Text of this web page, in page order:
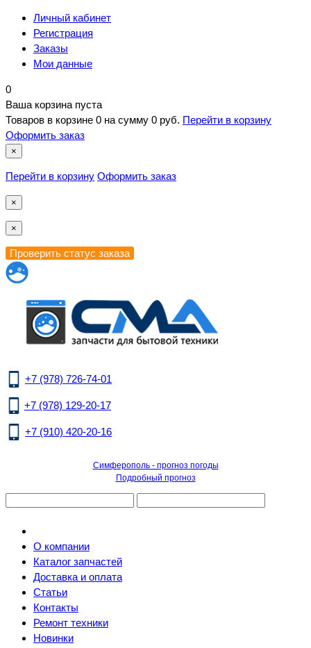
Личный кабинет
Регистрация
Заказы
Мои данные
0
Ваша корзина пуста
Товаров в корзине 0 на сумму 0 руб. Перейти в корзину
Оформить заказ
×
Перейти в корзину Оформить заказ
×
×
+7 (978) 726-74-01
+7 (978) 129-20-17
+7 (910) 420-20-16
Симферополь - прогноз погоды
Подробный прогноз
О компании
Каталог запчастей
Доставка и оплата
Статьи
Контакты
Ремонт техники
Новинки